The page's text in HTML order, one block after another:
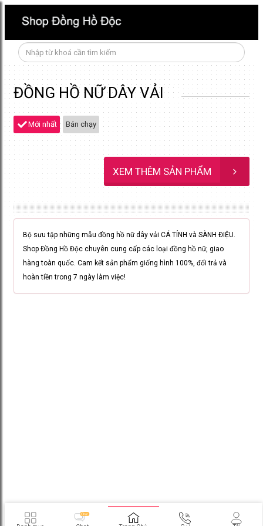
ĐỒNG HỒ NỮ DÂY VẢI
Mới nhất Bán chạy
XEM THÊM SẢN PHẨM
Bộ sưu tập những mẫu đồng hồ nữ dây vải CÁ TÍNH và SÀNH ĐIỆU.
Shop Đồng Hồ Độc chuyên cung cấp các loại đồng hồ nữ, giao
hàng toàn quốc. Cam kết sản phẩm giống hình 100%, đổi trả và
hoàn tiền trong 7 ngày làm việc!